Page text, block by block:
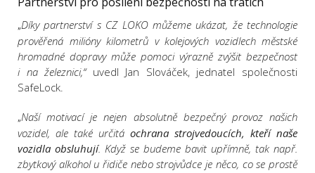
„Díky partnerství s CZ LOKO můžeme ukázat, že technologie
prověřená milióny kilometrů v kolejových vozidlech městské
hromadné dopravy může pomoci výrazně zvýšit bezpečnost
i na železnici,“uvedl Jan Slováček, jednatel společnosti
SafeLock.
„Naší motivací je nejen absolutně bezpečný provoz našich
vozidel, ale také určitá ochrana strojvedoucích, kteří naše
vozidla obsluhují. Když se budeme bavit upřímně, tak např.
zbytkový alkohol u řidiče nebo strojvůdce je něco, co se prostě